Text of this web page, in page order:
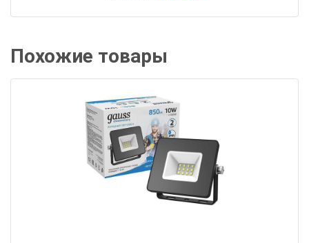
Похожие товары